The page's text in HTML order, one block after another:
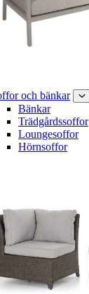
och bänkar
Bänkar
Trädgårdssoffor
Loungesoffor
Hörnsoffor